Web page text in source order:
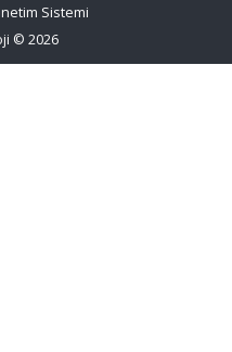
Sistemi
© 2026